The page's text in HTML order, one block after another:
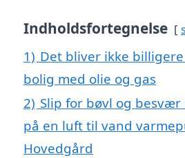
Indholdsfortegnelse
1) Det bliver ikke
bolig med olie og gas
2) Slip for bøvl og
på en luft til vand
Hovedgård